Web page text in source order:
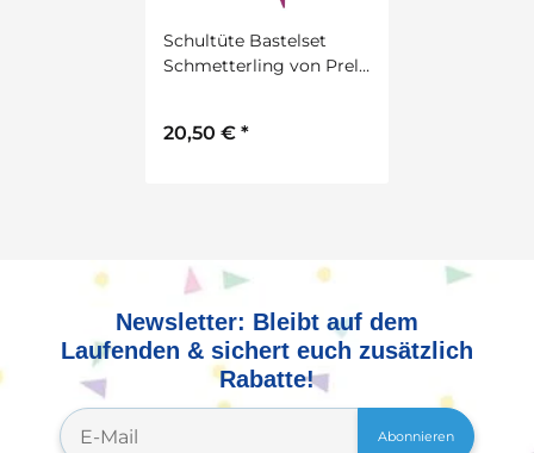
Schultüte Bastelset
Schmetterling von Prell,
20,50 € *
Newsletter: Bleibt auf dem
Laufenden & sichert euch zusätzlich
Rabatte!
Abonnieren